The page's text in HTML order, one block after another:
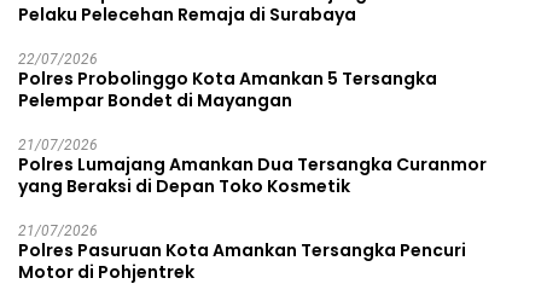
Pelaku Pelecehan Remaja di Surabaya
22/07/2026
Polres Probolinggo Kota Amankan 5 Tersangka
Pelempar Bondet di Mayangan
21/07/2026
Polres Lumajang Amankan Dua Tersangka Curanmor
yang Beraksi di Depan Toko Kosmetik
21/07/2026
Polres Pasuruan Kota Amankan Tersangka Pencuri
Motor di Pohjentrek